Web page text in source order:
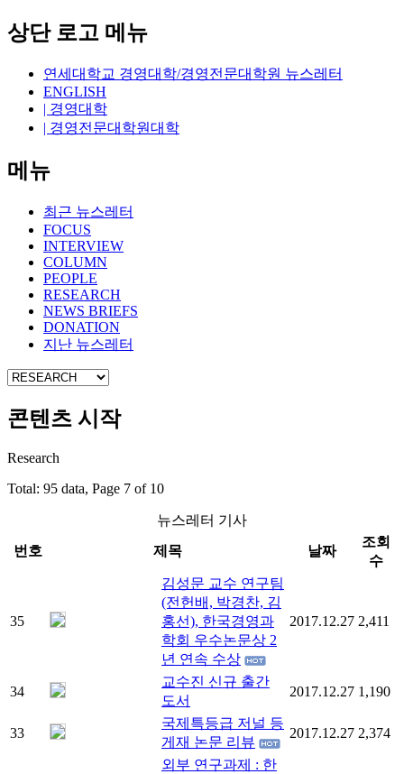
상단 로고 메뉴
연세대학교 경영대학/경영전문대학원 뉴스레터
ENGLISH
| 경영대학
| 경영전문대학원대학
메뉴
최근 뉴스레터
FOCUS
INTERVIEW
COLUMN
PEOPLE
RESEARCH
NEWS BRIEFS
DONATION
지난 뉴스레터
콘텐츠 시작
Research
Total: 95 data, Page 7 of 10
뉴스레터 기사
번호
제목 날짜
조회
수
35
김성문 교수 연구팀
(전헌배, 박경찬, 김
홍선), 한국경영과
학회 우수논문상 2
년 연속 수상
2017.12.27 2,411
34
교수진 신규 출간
도서
2017.12.27 1,190
33
국제특등급 저널 등
게재 논문 리뷰
2017.12.27 2,374
외부 연구과제 : 한